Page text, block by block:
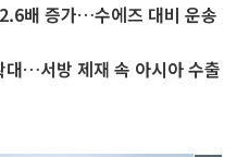
배 증가…수에즈 대비 운송
대…서방 제재 속 아시아 수출